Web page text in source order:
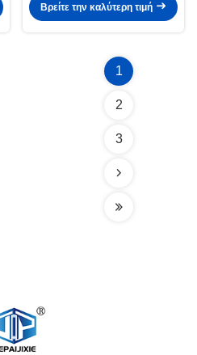
Βρείτε την καλύτερη τιμή
1
2
3